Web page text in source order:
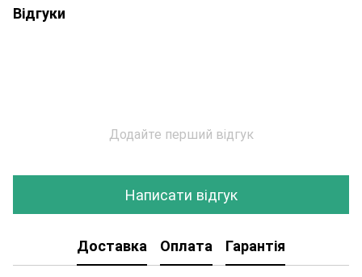
Відгуки
Додайте перший відгук
Написати відгук
Доставка Оплата Гарантія